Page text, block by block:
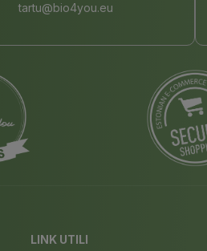
tartu@bio4you.eu
LINK UTILI